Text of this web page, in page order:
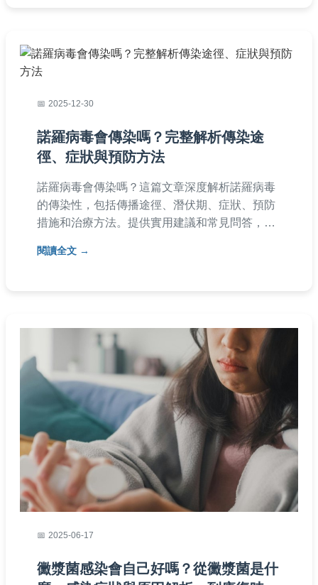
2025-12-30
諾羅病毒會傳染嗎？完整解析傳染途
徑、症狀與預防方法
諾羅病毒會傳染嗎？這篇文章深度解析諾羅病毒
的傳染性，包括傳播途徑、潛伏期、症狀、預防
措施和治療方法。提供實用建議和常見問答，幫
於醫學知識和個人經驗，確保資訊準確可靠。
閱讀全文
2025-06-17
黴漿菌感染會自己好嗎？從黴漿菌是什